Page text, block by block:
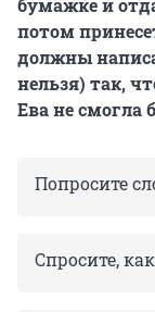
бумажке и
потом
должны
нельзя) так,
Ева не смогла
Попросите
Спросите,